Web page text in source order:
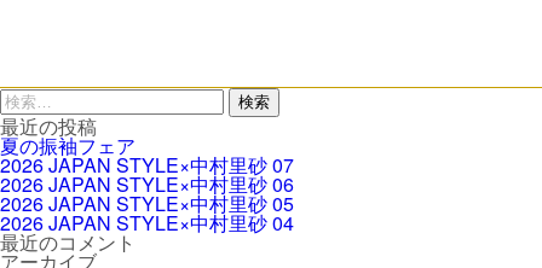
検
索:
最近の投稿
夏の振袖フェア
2026 JAPAN STYLE×中村里砂 07
2026 JAPAN STYLE×中村里砂 06
2026 JAPAN STYLE×中村里砂 05
2026 JAPAN STYLE×中村里砂 04
最近のコメント
アーカイブ